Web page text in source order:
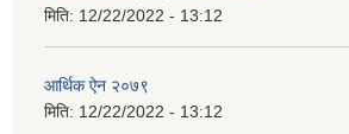
मिति: 12/22/2022 - 13:12
आर्थिक ऐन २०७९
मिति: 12/22/2022 - 13:12